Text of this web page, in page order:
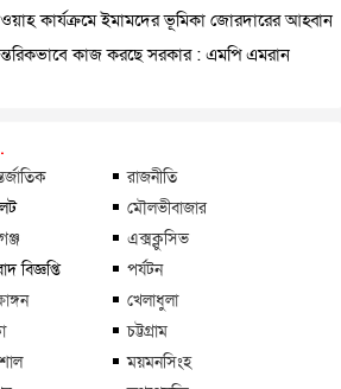
কার্যক্রমে ইমামদের ভূমিকা জোরদারের আহ্বান
কাজ করছে সরকার : এমপি এমরান
রাজনীতি
মৌলভীবাজার
এক্সক্লুসিভ
বিজ্ঞপ্তি
পর্যটন
খেলাধুলা
চট্টগ্রাম
ময়মনসিংহ